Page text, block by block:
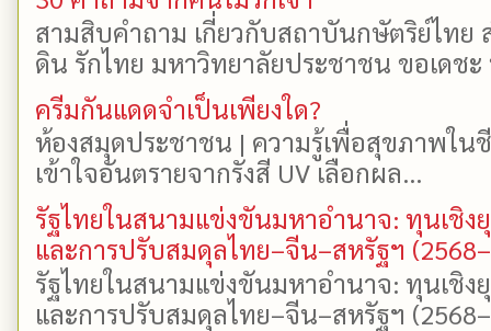
สามสิบคำถาม เกี่ยวกับสถาบันกษัตริย์ไทย
ดิน รักไทย มหาวิทยาลัยประชาชน ขอเดช
ครีมกันแดดจำเป็นเพียงใด?
ห้องสมุดประชาชน | ความรู้เพื่อสุขภาพใน
เข้าใจอันตรายจากรังสี UV เลือกผล...
รัฐไทยในสนามแข่งขันมหาอำนาจ: ทุนเชิง
และการปรับสมดุลไทย–จีน–สหรัฐฯ
รัฐไทยในสนามแข่งขันมหาอำนาจ: ทุนเชิง
และการปรับสมดุลไทย–จีน–สหรัฐฯ